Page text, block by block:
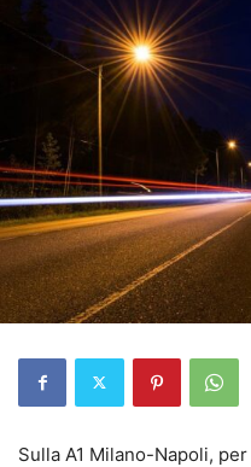
Sulla A1 Milano-Napoli,